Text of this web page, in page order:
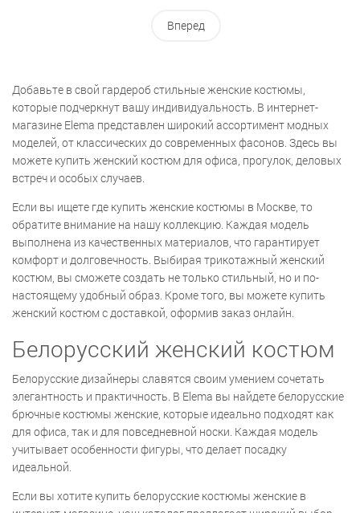
Вперед
Добавьте в свой гардероб стильные женские костюмы,
которые подчеркнут вашу индивидуальность. В интернет-
магазине Elema представлен широкий ассортимент модных
моделей, от классических до современных фасонов. Здесь вы
можете купить женский костюм для офиса, прогулок, деловых
встреч и особых случаев.
Если вы ищете где купить женские костюмы в Москве, то
обратите внимание на нашу коллекцию. Каждая модель
выполнена из качественных материалов, что гарантирует
комфорт и долговечность. Выбирая трикотажный женский
костюм, вы сможете создать не только стильный, но и по-
настоящему удобный образ. Кроме того, вы можете купить
женский костюм с доставкой, оформив заказ онлайн.
Белорусский женский костюм
Белорусские дизайнеры славятся своим умением сочетать
элегантность и практичность. В Elema вы найдете белорусские
брючные костюмы женские, которые идеально подходят как
для офиса, так и для повседневной носки. Каждая модель
учитывает особенности фигуры, что делает посадку
идеальной.
Если вы хотите купить белорусские костюмы женские в